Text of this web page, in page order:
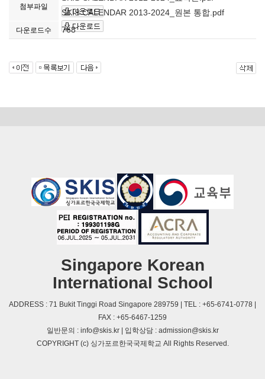
첨부파일
SKIS CALENDAR 2013-2024_원본 통합.pdf
다운로드수 768
Singapore Korean
International School
ADDRESS : 71 Bukit Tinggi Road Singapore 289759 | TEL : +65-6741-0778 |
FAX : +65-6467-1259
일반문의 : info@skis.kr | 입학상담 : admission@skis.kr
COPYRIGHT (c) 싱가포르한국국제학교 All Rights Reserved.